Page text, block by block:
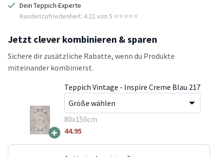
Dein Teppich-Experte
Kundenzufriedenheit: 4.22 von 5 ⭐️⭐️⭐️⭐️⭐️
Jetzt clever kombinieren & sparen
Sichere dir zusätzliche Rabatte, wenn du Produkte
miteinander kombinierst.
+
Teppich Vintage - Inspire Creme Blau 217
80x150cm
44.95